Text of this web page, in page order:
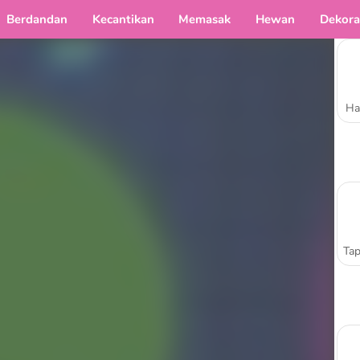
Berdandan Kecantikan Memasak Hewan